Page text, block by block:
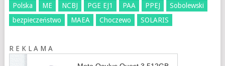
Polska ME NCBJ PGE EJ1 PAA PPEJ
Sobolewski
bezpieczeństwo
MAEA Choczewo SOLARIS
R E K L A M A